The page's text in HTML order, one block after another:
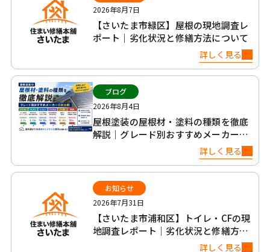
2026年8月7日
【さいたま市緑区】屋根の現地調査レ
ポート｜劣化状況と修繕方法について
詳しく見る
ブログ
2026年8月4日
屋根塗装の屋根材・塗料の種類を徹底
解説｜グレード別おすすめメーカー6
詳しく見る
お知らせ
2026年7月31日
【さいたま市浦和区】トイレ・CFの現
地調査レポート｜劣化状況と修繕方法
詳しく見る